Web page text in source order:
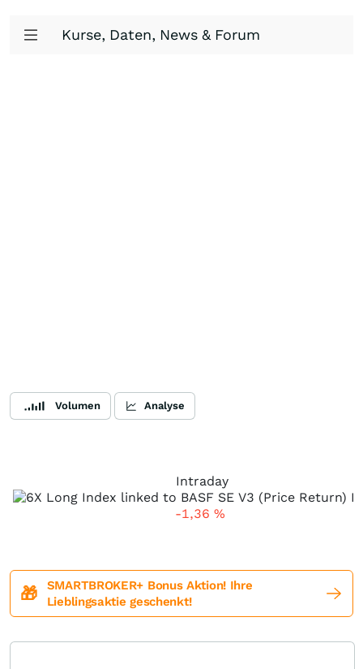
Kurse, Daten, News & Forum
Volumen Analyse
Intraday
-1,36 %
🎁
SMARTBROKER+ Bonus Aktion! Ihre
Lieblingsaktie geschenkt!